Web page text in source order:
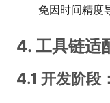
免因时间精度
4. 工具链适
4.1 开发阶段